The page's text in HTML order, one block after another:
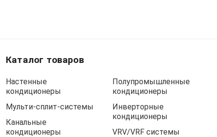
Каталог товаров
Настенные
кондиционеры
Мульти-сплит-системы
Канальные
кондиционеры
Полупромышленные
кондиционеры
Инверторные
кондиционеры
VRV/VRF системы